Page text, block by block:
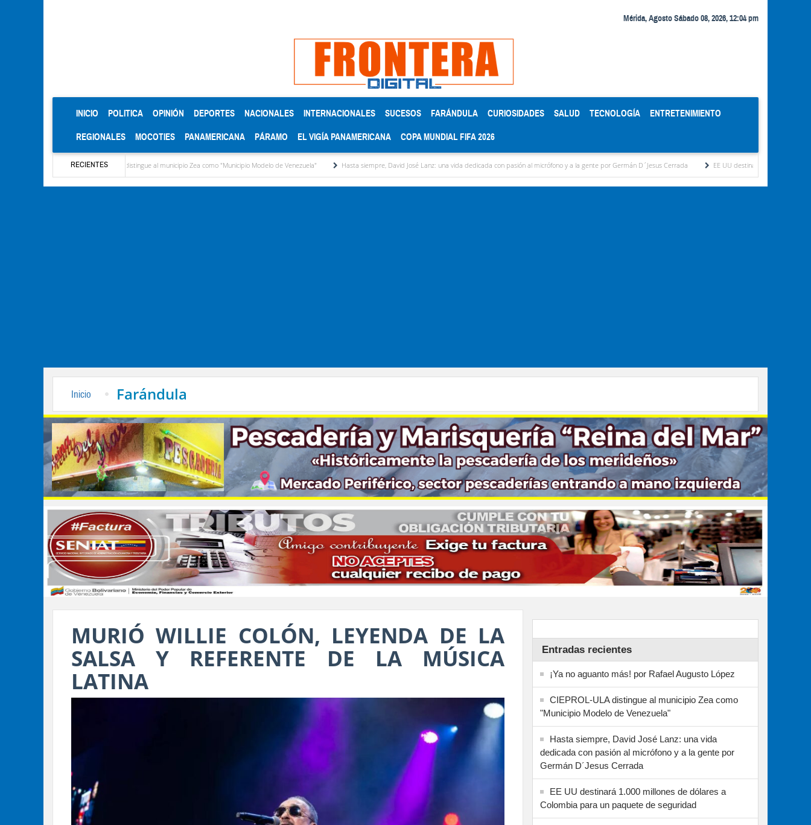
Mérida, Agosto Sábado 08, 2026, 12:04 pm
INICIO (CURRENT)
POLITICA OPINIÓN DEPORTES NACIONALES INTERNACIONALES SUCESOS FARÁNDULA CURIOSIDADES SALUD TECNOLOGÍA ENTRETENIMIENTO
REGIONALES MOCOTIES PANAMERICANA PÁRAMO EL VIGÍA PANAMERICANA COPA MUNDIAL FIFA 2026
RECIENTES
CIEPROL-ULA distingue al municipio Zea como "Municipio Modelo de Venezuela" Hasta siempre, David José Lanz: una vida dedicada con pasión al micrófono y a la gente por Germán D´Jesus Cerrada EE UU destinará 1.000 millones de dólares a
Inicio Farándula
MURIÓ WILLIE COLÓN, LEYENDA DE LA
SALSA Y REFERENTE DE LA MÚSICA
LATINA
Entradas recientes
¡Ya no aguanto más! por Rafael Augusto López
CIEPROL-ULA distingue al municipio Zea como
"Municipio Modelo de Venezuela"
Hasta siempre, David José Lanz: una vida
dedicada con pasión al micrófono y a la gente por
Germán D´Jesus Cerrada
EE UU destinará 1.000 millones de dólares a
Colombia para un paquete de seguridad